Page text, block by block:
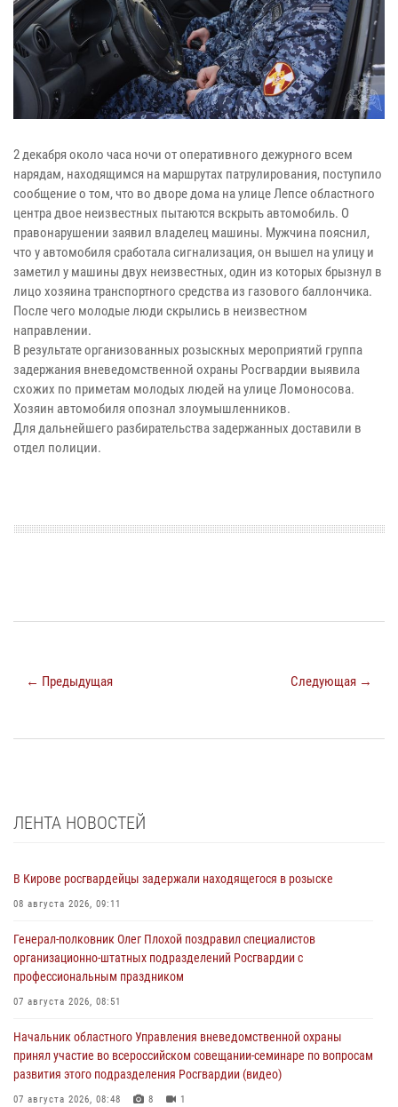
2 декабря около часа ночи от оперативного дежурного всем
нарядам, находящимся на маршрутах патрулирования, поступило
сообщение о том, что во дворе дома на улице Лепсе областного
центра двое неизвестных пытаются вскрыть автомобиль. О
правонарушении заявил владелец машины. Мужчина пояснил,
что у автомобиля сработала сигнализация, он вышел на улицу и
заметил у машины двух неизвестных, один из которых брызнул в
лицо хозяина транспортного средства из газового баллончика.
После чего молодые люди скрылись в неизвестном
направлении.
В результате организованных розыскных мероприятий группа
задержания вневедомственной охраны Росгвардии выявила
схожих по приметам молодых людей на улице Ломоносова.
Хозяин автомобиля опознал злоумышленников.
Для дальнейшего разбирательства задержанных доставили в
отдел полиции.
← Предыдущая Следующая →
ЛЕНТА НОВОСТЕЙ
В Кирове росгвардейцы задержали находящегося в розыске
08 августа 2026, 09:11
Генерал-полковник Олег Плохой поздравил специалистов
организационно-штатных подразделений Росгвардии с
профессиональным праздником
07 августа 2026, 08:51
Начальник областного Управления вневедомственной охраны
принял участие во всероссийском совещании-семинаре по вопросам
развития этого подразделения Росгвардии (видео)
07 августа 2026, 08:48 8 1